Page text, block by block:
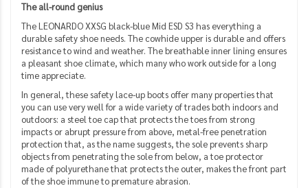
The all-round genius
The LEONARDO XXSG black-blue Mid ESD S3 has everything a
durable safety shoe needs. The cowhide upper is durable and offers
resistance to wind and weather. The breathable inner lining ensures
a pleasant shoe climate, which many who work outside for a long
time appreciate.
In general, these safety lace-up boots offer many properties that
you can use very well for a wide variety of trades both indoors and
outdoors: a steel toe cap that protects the toes from strong
impacts or abrupt pressure from above, metal-free penetration
protection that, as the name suggests, the sole prevents sharp
objects from penetrating the sole from below, a toe protector
made of polyurethane that protects the outer, makes the front part
of the shoe immune to premature abrasion.